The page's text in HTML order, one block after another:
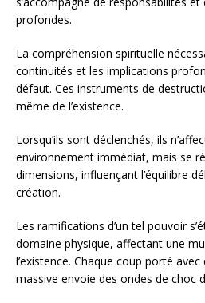
profondes.
La compréhension spirituelle
continuités et les implications
défaut. Ces instruments de
même de l’existence.
Lorsqu’ils sont déclenchés, ils
environnement immédiat, mais se
dimensions, influençant l’équilibre
création.
Les ramifications d’un tel pouvoir
domaine physique, affectant une
l’existence. Chaque coup porté
massive envoie des ondes de choc